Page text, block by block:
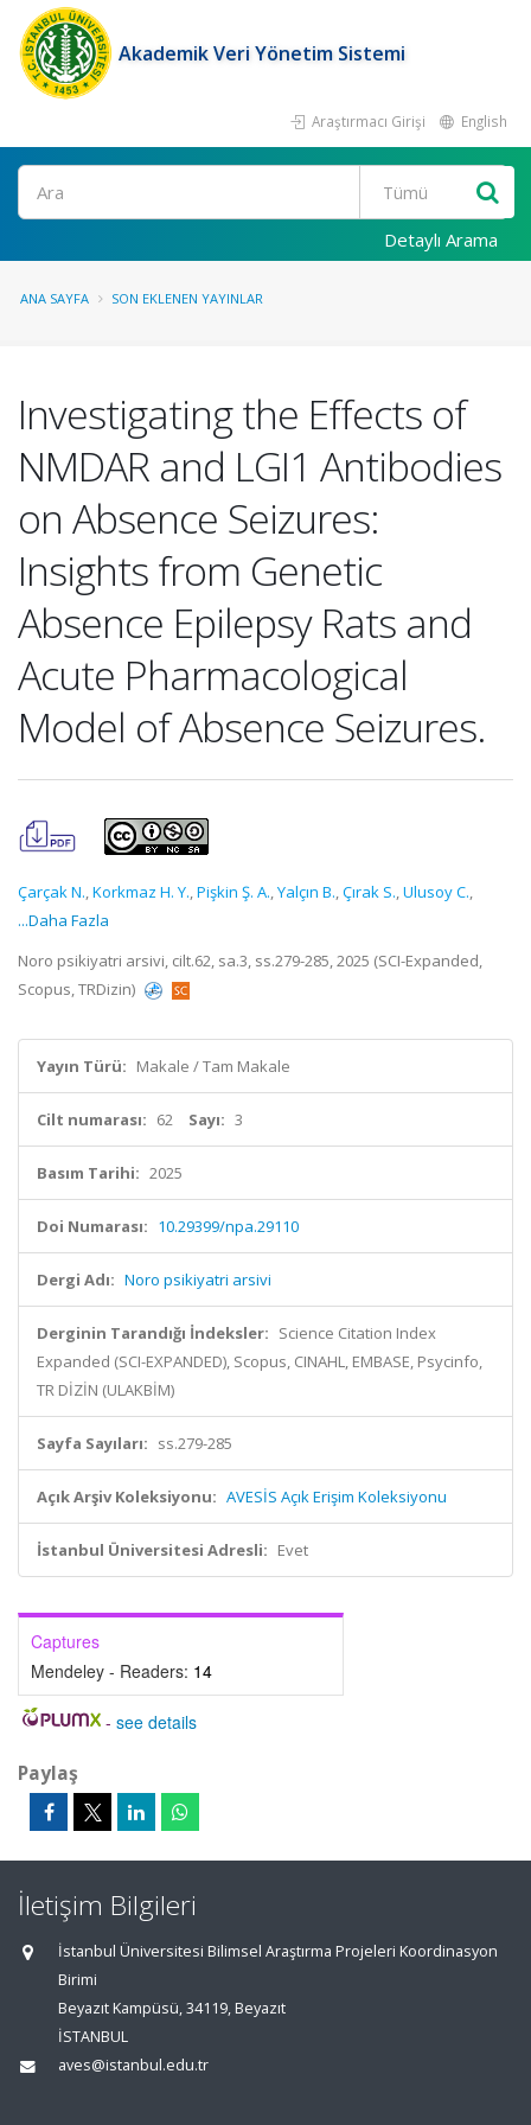
Akademik Veri Yönetim Sistemi
Araştırmacı Girişi English
Ara
Detaylı Arama
ANA SAYFA SON EKLENEN YAYINLAR
Investigating the Effects of
NMDAR and LGI1 Antibodies
on Absence Seizures:
Insights from Genetic
Absence Epilepsy Rats and
Acute Pharmacological
Model of Absence Seizures.
Çarçak N.,Korkmaz H. Y.,Pişkin Ş. A.,Yalçın B.,Çırak S.,Ulusoy C.,
...Daha Fazla
Noro psikiyatri arsivi, cilt.62, sa.3, ss.279-285, 2025 (SCI-Expanded,
Scopus, TRDizin)
Yayın Türü: Makale / Tam Makale
Cilt numarası: 62 Sayı: 3
Basım Tarihi: 2025
Doi Numarası: 10.29399/npa.29110
Dergi Adı: Noro psikiyatri arsivi
Derginin Tarandığı İndeksler: Science Citation Index
Expanded (SCI-EXPANDED), Scopus, CINAHL, EMBASE, Psycinfo,
TR DİZİN (ULAKBİM)
Sayfa Sayıları: ss.279-285
Açık Arşiv Koleksiyonu: AVESİS Açık Erişim Koleksiyonu
İstanbul Üniversitesi Adresli: Evet
Captures
Mendeley - Readers: 14
- see details
Paylaş
İletişim Bilgileri
İstanbul Üniversitesi Bilimsel Araştırma Projeleri Koordinasyon
Birimi
Beyazıt Kampüsü, 34119, Beyazıt
İSTANBUL
aves@istanbul.edu.tr